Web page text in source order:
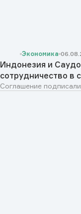
Экономика
Индонезия и
сотрудничество в
Соглашение